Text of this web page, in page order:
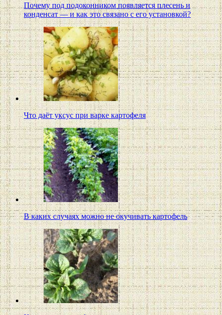
Почему под подоконником появляется плесень и
конденсат — и как это связано с его установкой?
Что даёт уксус при варке картофеля
В каких случаях можно не окучивать картофель